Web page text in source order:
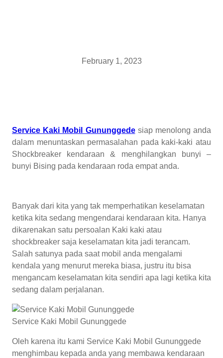
February 1, 2023
Service Kaki Mobil Gununggedesiap menolong anda
dalam menuntaskan permasalahan pada kaki-kaki atau
Shockbreaker kendaraan & menghilangkan bunyi –
bunyi Bising pada kendaraan roda empat anda.
Banyak dari kita yang tak memperhatikan keselamatan
ketika kita sedang mengendarai kendaraan kita. Hanya
dikarenakan satu persoalan Kaki kaki atau
shockbreaker saja keselamatan kita jadi terancam.
Salah satunya pada saat mobil anda mengalami
kendala yang menurut mereka biasa, justru itu bisa
mengancam keselamatan kita sendiri apa lagi ketika kita
sedang dalam perjalanan.
Service Kaki Mobil Gununggede
Oleh karena itu kami Service Kaki Mobil Gununggede
menghimbau kepada anda yang membawa kendaraan